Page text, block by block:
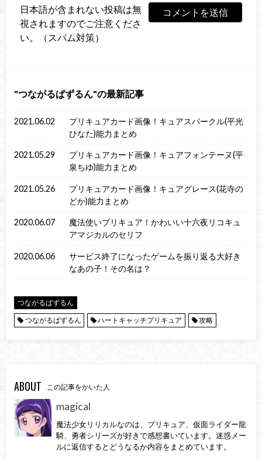
日本語が含まれない投稿は無
視されますのでご注意くださ
い。（スパム対策）
つながるぱずるん の最新記事
2021.06.02
プリキュアカード画像！キュアスパークル(平光
ひなた)能力まとめ
2021.05.29
プリキュアカード画像！キュアフォンテーヌ(平
泉ちゆ)能力まとめ
2021.05.26
プリキュアカード画像！キュアグレース(花寺の
どか)能力まとめ
2020.06.07
魔法使いプリキュア！かわいい十六夜リコキュ
アマジカルのセリフ
2020.06.06
サービス終了になったゲームを振り返る大好き
なあの子！その名は？
つながるぱずるん
つながるぱずるん
ハートキャッチプリキュア 攻略
ABOUT この記事をかいた人
magical
魔法少女リリカルなのは、プリキュア、仮面ライダー龍
騎、勇者シリーズが好きで感想書いています。迷惑メー
ルに返信するとどうなるか内容をまとめています。